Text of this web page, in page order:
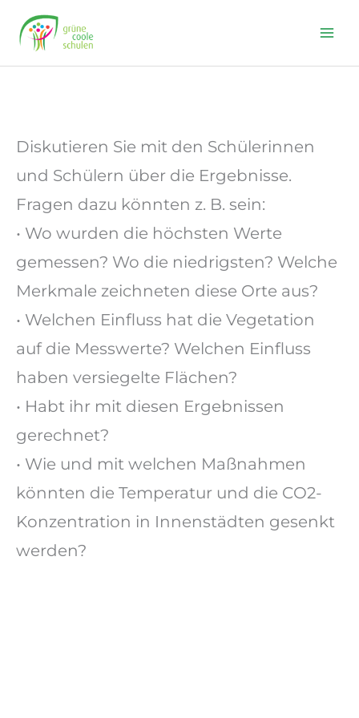
content
Diskutieren Sie mit den Schülerinnen
und Schülern über die Ergebnisse.
Fragen dazu könnten z. B. sein:
• Wo wurden die höchsten Werte
gemessen? Wo die niedrigsten? Welche
Merkmale zeichneten diese Orte aus?
• Welchen Einfluss hat die Vegetation
auf die Messwerte? Welchen Einfluss
haben versiegelte Flächen?
• Habt ihr mit diesen Ergebnissen
gerechnet?
• Wie und mit welchen Maßnahmen
könnten die Temperatur und die CO2-
Konzentration in Innenstädten gesenkt
werden?